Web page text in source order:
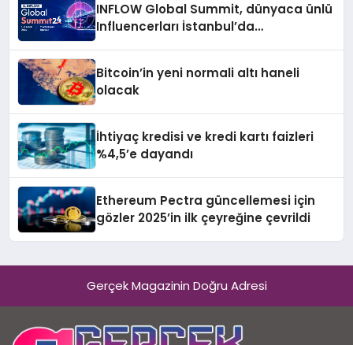
INFLOW Global Summit, dünyaca ünlü
Influencerları İstanbul’da
Bitcoin’in yeni normali altı haneli
olacak
İhtiyaç kredisi ve kredi kartı faizleri
%4,5’e dayandı
Ethereum Pectra güncellemesi için
gözler 2025’in ilk çeyreğine çevrildi
Gerçek Magazinin Doğru Adresi